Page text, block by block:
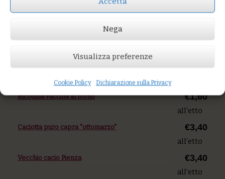
Nega
Visualizza preferenze
Cookie Policy Dichiarazione sulla Privacy
all'etto
Ricottina vaccina al forno €1,60
all'etto
Caciotta puro capra "ottomarzo" €3,40
all'etto
Vecchio cacio Pienza €3,40
all'etto